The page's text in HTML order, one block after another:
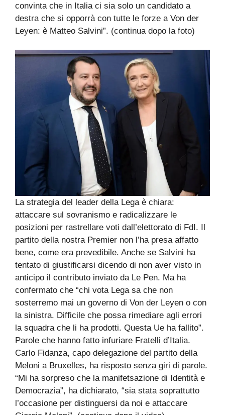
convinta che in Italia ci sia solo un candidato a
destra che si opporrà con tutte le forze a Von der
Leyen: è Matteo Salvini”. (continua dopo la foto)
La strategia del leader della Lega è chiara:
attaccare sul sovranismo e radicalizzare le
posizioni per rastrellare voti dall’elettorato di FdI. Il
partito della nostra Premier non l’ha presa affatto
bene, come era prevedibile. Anche se Salvini ha
tentato di giustificarsi dicendo di non aver visto in
anticipo il contributo inviato da Le Pen. Ma ha
confermato che “chi vota Lega sa che non
sosterremo mai un governo di Von der Leyen o con
la sinistra. Difficile che possa rimediare agli errori
la squadra che li ha prodotti. Questa Ue ha fallito”.
Parole che hanno fatto infuriare Fratelli d’Italia.
Carlo Fidanza, capo delegazione del partito della
Meloni a Bruxelles, ha risposto senza giri di parole.
“Mi ha sorpreso che la manifetsazione di Identità e
Democrazia”, ha dichiarato, “sia stata soprattutto
l’occasione per distinguersi da noi e attaccare